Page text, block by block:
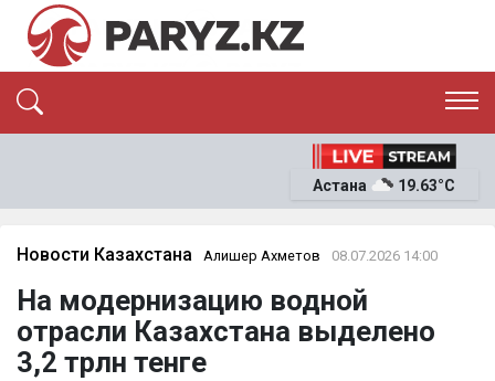
ЭКОНОМИКА
ОҚИҒА
News
Астана 19.63°C
Новости Казахстана Алишер Ахметов 08.07.2026 14:00
На модернизацию водной
отрасли Казахстана выделено
3,2 трлн тенге